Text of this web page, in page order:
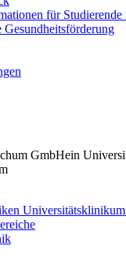
für Studierende
Gesundheitsförderung
GmbHein